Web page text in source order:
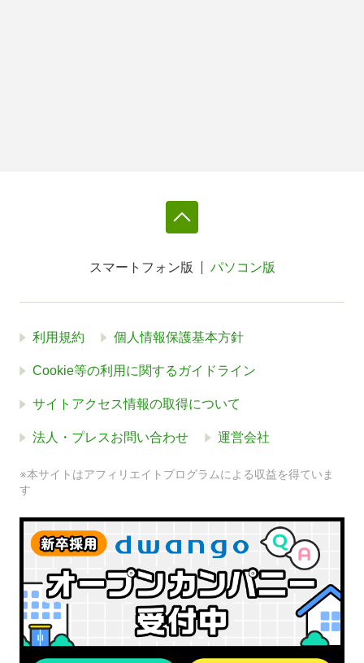
スマートフォン版 パソコン版
利用規約 個人情報保護基本方針
Cookie等の利用に関するガイドライン
サイトアクセス情報の取得について
法人・プレスお問い合わせ 運営会社
※本サイトはアフィリエイトプログラムによる収益を得ていま
す